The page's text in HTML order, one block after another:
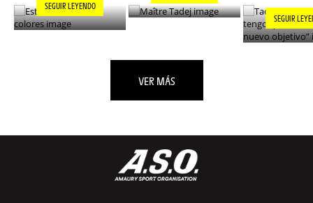
SEGUIR LEYENDO
SEGUIR
VER MÁS